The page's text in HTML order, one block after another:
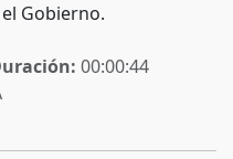
Gobierno.
00:00:44